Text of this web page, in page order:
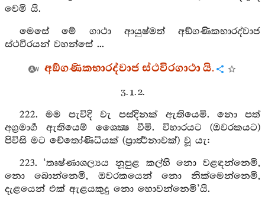
වෙමි යි.
මෙසේ මේ ගාථා ආයුෂ්මත් අඞ්ගණිකභාරද්වාජ
ස්ථවිරයන් වහන්සේ ...
අඞ්ගණිකභාරද්වාජ ස්ථවිරගාථා යි.
3. 1. 2.
222. මම පැවිදි වැ පස්දිනක් ඇතියෙමි. නො පත්
අග්‍රමාර්‍ග ඇතියෙම් ශෛක්‍ෂ වීමි. විහාරයට (ඔවරකයට)
පිවිසි මට චේතෝණිධියක් (ප්‍රාර්‍ත්‍ථනාවක්) වූ යැ:
223. ‘තෘෂ්ණාශල්‍යය නූපුළ කල්හි නො වළඳන්නෙමි,
නො බොන්නෙමි, ඔවරකයෙන් නො නික්මෙන්නෙමි,
දැළයෙන් එක් ඇළයකුදු නො හොවන්නෙමි’යි.